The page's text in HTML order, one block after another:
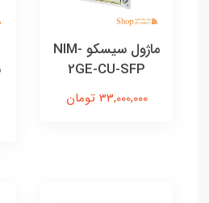
ماژول سیسکو NIM-
2GE-CU-SFP
33,000,000 تومان